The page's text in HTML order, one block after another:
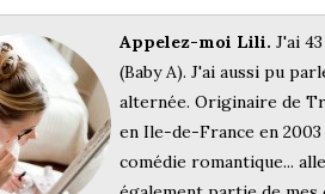
Appelez-moi Lili. J'ai
(Baby A). J'ai aussi pu
alternée. Originaire de
en Ile-de-France en
comédie romantique...